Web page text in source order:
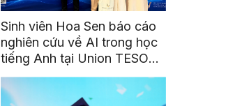
Sinh viên Hoa Sen báo cáo
nghiên cứu về AI trong học
tiếng Anh tại Union TESOL
2026 ở Singapore